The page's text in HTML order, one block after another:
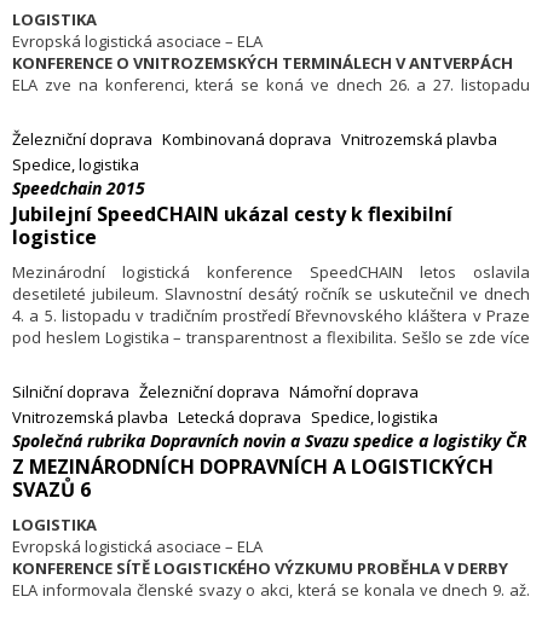
LOGISTIKA
Evropská logistická asociace – ELA
KONFERENCE O VNITROZEMSKÝCH TERMINÁLECH V ANTVERPÁCH
ELA zve na konferenci, která se koná ve dnech 26. a 27. listopadu
terminálů se zvláštním zaměřením na evropské vodní cesty. Význam
efektivního zázemí námořních přístavů uznávají všechny zúčastněné
strany: dostatečné plánování, užitečná partnerství a kombinované
objemy jsou cestou vpřed pro vnitrozemskou dopravu. Vnitrozemské
terminály hrají velmi významnou roli v této přeměně. Letošní, již desátá
konference se zaměří na efektivní terminálové operace a
počítá se 150 účastníky z celé Evropy včetně zhruba 90 ředitelů
terminálových přístavních zařízení.
Železniční doprava Kombinovaná doprava Vnitrozemská plavba
Spedice, logistika
Speedchain 2015
Jubilejní SpeedCHAIN ukázal cesty k flexibilní
logistice
Mezinárodní logistická konference SpeedCHAIN letos oslavila
desetileté jubileum. Slavnostní desátý ročník se uskutečnil ve dnech
4. a 5. listopadu v tradičním prostředí Břevnovského kláštera v Praze
pod heslem Logistika – transparentnost a flexibilita. Sešlo se zde více
v rámci celodenního odborného programu společně diskutovali
o aktuálních trendech a hledali řešení problémů, s nimiž se evropská
logistika potýká.
Silniční doprava Železniční doprava Námořní doprava
Vnitrozemská plavba Letecká doprava Spedice, logistika
Společná rubrika Dopravních novin a Svazu spedice a logistiky ČR
Z MEZINÁRODNÍCH DOPRAVNÍCH A LOGISTICKÝCH
SVAZŮ 6
LOGISTIKA
Evropská logistická asociace – ELA
KONFERENCE SÍTĚ LOGISTICKÉHO VÝZKUMU PROBĚHLA V DERBY
ELA informovala členské svazy o akci, která se konala ve dnech 9. až.